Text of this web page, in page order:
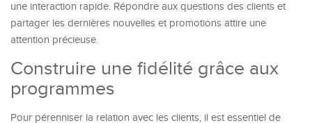
une interaction rapide. Répondre aux questions des clients et
partager les dernières nouvelles et promotions attire une
attention précieuse.
Construire une fidélité grâce aux
programmes
Pour pérenniser la relation avec les clients, il est essentiel de